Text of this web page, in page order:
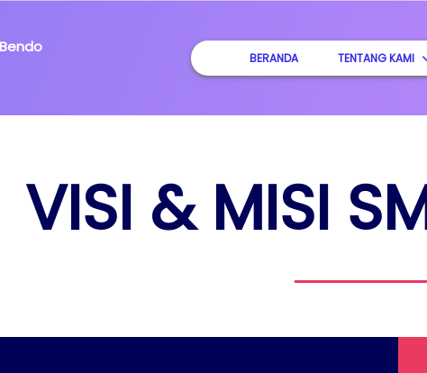
BERANDA TENTANG KAMI
VISI & MISI